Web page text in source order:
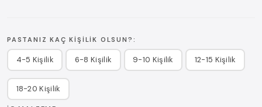
PASTANIZ KAÇ KIŞILIK OLSUN?:
4-5 Kişilik 6-8 Kişilik 9-10 Kişilik 12-15 Kişilik
18-20 Kişilik